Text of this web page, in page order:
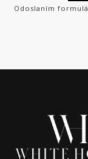
Odoslaním